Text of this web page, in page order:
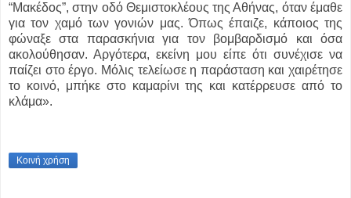
“Μακέδος”, στην οδό Θεμιστοκλέους της Αθήνας, όταν έμαθε
για τον χαμό των γονιών μας. Όπως έπαιζε, κάποιος της
φώναξε στα παρασκήνια για τον βομβαρδισμό και όσα
ακολούθησαν. Αργότερα, εκείνη μου είπε ότι συνέχισε να
παίζει στο έργο. Μόλις τελείωσε η παράσταση και χαιρέτησε
το κοινό, μπήκε στο καμαρίνι της και κατέρρευσε από το
κλάμα».
Κοινή χρήση